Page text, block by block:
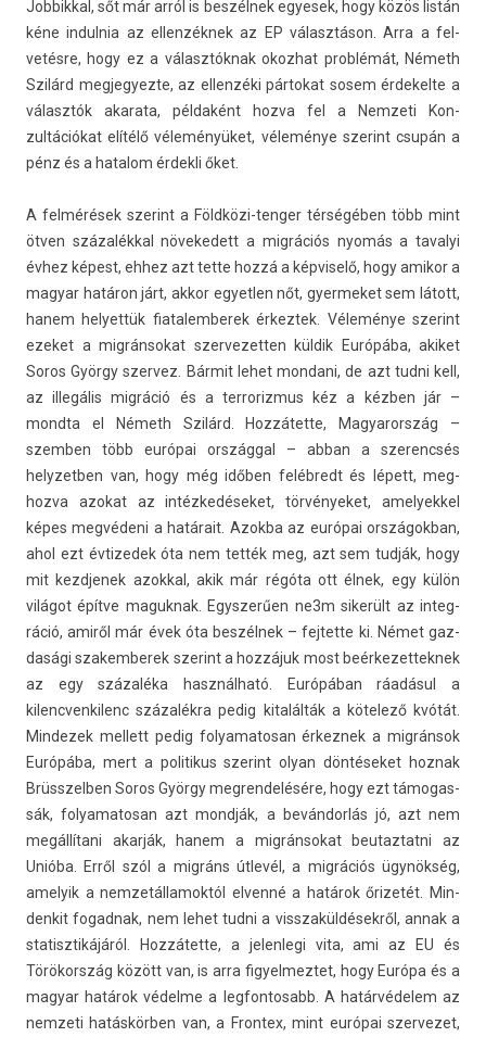
Job­bikk­al, sőt már arról is beszélnek egyesek, hogy közös listán
kéne in­dul­nia az el­lenzék­nek az EP választáson. Arra a fel­
vetés­re, hogy ez a választóknak okoz­hat problémát, Németh
Szilárd meg­jegyez­te, az el­lenzéki pár­tokat sosem érdekel­te a
választók akarata, példaként hozva fel a Nem­zeti Kon­
zultációkat elítélő véleményüket, véleménye szerint csupán a
pénz és a hatalom érdek­li őket.
A felmérések szerint a Földközi-tenger térségében több mint
ötven százalékkal növekedett a migrációs nyomás a tavalyi
évhez képest, ehhez azt tette hozzá a kép­viselő, hogy amikor a
magyar határon járt, akkor egyetl­en nőt, gyer­meket sem látott,
hanem helyet­tük fiatalem­berek érkez­tek. Véleménye szerint
ezeket a mig­ránsokat szer­vezett­en küldik Európába, akiket
Soros György szer­vez. Bármit lehet mon­dani, de azt tudni kell,
az illegális migráció és a ter­roriz­mus kéz a kézben jár –
mondta el Németh Szilárd. Hozzátette, Magyarország –
szemb­en több európai országgal – abban a szerencsés
helyzetb­en van, hogy még időben felébredt és lépett, meg­
hozva azokat az intézkedéseket, tör­vényeket, amelyek­kel
képes megvédeni a határait. Azok­ba az európai országok­ban,
ahol ezt évtizedek óta nem tették meg, azt sem tudják, hogy
mit kezdjenek azokk­al, akik már régóta ott élnek, egy külön
világot építve maguk­nak. Egys­zerű­en ne3m sikerült az in­teg­
ráció, amiről már évek óta beszélnek – fej­tette ki. Német gaz­
dasági szakem­berek szerint a hozzájuk most be­ér­kezet­teknek
az egy százaléka használható. Európában ráadásul a
kilencven­kilenc százalékra pedig kitalálták a kötelező kvótát.
Min­dezek mel­lett pedig folyamatosan érkez­nek a migránsok
Európába, mert a politikus szerint olyan döntéseket hoz­nak
Brüsszelb­en Soros György meg­rendelésére, hogy ezt támogas­
sák, folyamatosan azt mondják, a bevándorlás jó, azt nem
megállítani akarják, hanem a mig­ránsokat be­utaz­tatni az
Unióba. Erről szól a migráns útlevél, a migrációs ügynökség,
amelyik a nem­zetál­lamok­tól el­venné a határok őrizetét. Min­
denkit fogad­nak, nem lehet tudni a visszakül­dések­ről, annak a
statisztikájáról. Hozzátette, a jelen­legi vita, ami az EU és
Törökország között van, is arra figyel­meztet, hogy Európa és a
magyar határok védelme a leg­fontosabb. A határvédelem az
nem­zeti hatáskörben van, a Fron­tex, mint európai szer­vezet,